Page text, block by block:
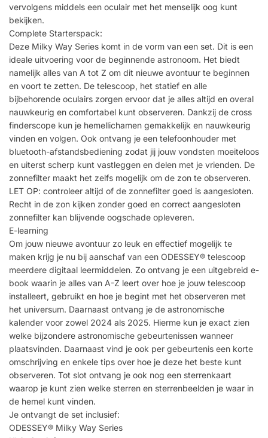
vervolgens middels een oculair met het menselijk oog kunt
bekijken.
Complete Starterspack:
Deze Milky Way Series komt in de vorm van een set. Dit is een
ideale uitvoering voor de beginnende astronoom. Het biedt
namelijk alles van A tot Z om dit nieuwe avontuur te beginnen
en voort te zetten. De telescoop, het statief en alle
bijbehorende oculairs zorgen ervoor dat je alles altijd en overal
nauwkeurig en comfortabel kunt observeren. Dankzij de cross
finderscope kun je hemellichamen gemakkelijk en nauwkeurig
vinden en volgen. Ook ontvang je een telefoonhouder met
bluetooth-afstandsbediening zodat jij jouw vondsten moeiteloos
en uiterst scherp kunt vastleggen en delen met je vrienden. De
zonnefilter maakt het zelfs mogelijk om de zon te observeren.
LET OP: controleer altijd of de zonnefilter goed is aangesloten.
Recht in de zon kijken zonder goed en correct aangesloten
zonnefilter kan blijvende oogschade opleveren.
E-learning
Om jouw nieuwe avontuur zo leuk en effectief mogelijk te
maken krijg je nu bij aanschaf van een ODESSEY® telescoop
meerdere digitaal leermiddelen. Zo ontvang je een uitgebreid e-
book waarin je alles van A-Z leert over hoe je jouw telescoop
installeert, gebruikt en hoe je begint met het observeren met
het universum. Daarnaast ontvang je de astronomische
kalender voor zowel 2024 als 2025. Hierme kun je exact zien
welke bijzondere astronomische gebeurtenissen wanneer
plaatsvinden. Daarnaast vind je ook per gebeurtenis een korte
omschrijving en enkele tips over hoe je deze het beste kunt
observeren. Tot slot ontvang je ook nog een sterrenkaart
waarop je kunt zien welke sterren en sterrenbeelden je waar in
de hemel kunt vinden.
Je ontvangt de set inclusief:
ODESSEY® Milky Way Series